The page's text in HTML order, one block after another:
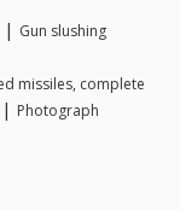
| Gun slushing
missiles, complete
Photograph